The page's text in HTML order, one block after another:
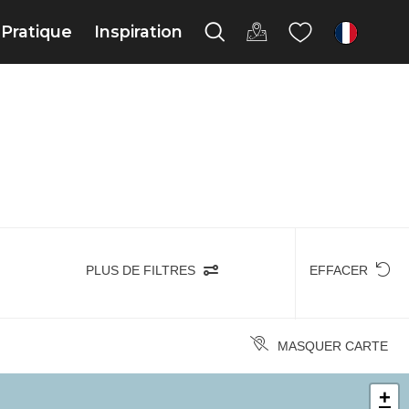
Pratique Inspiration fr
PLUS DE FILTRES EFFACER
MASQUER CARTE
+